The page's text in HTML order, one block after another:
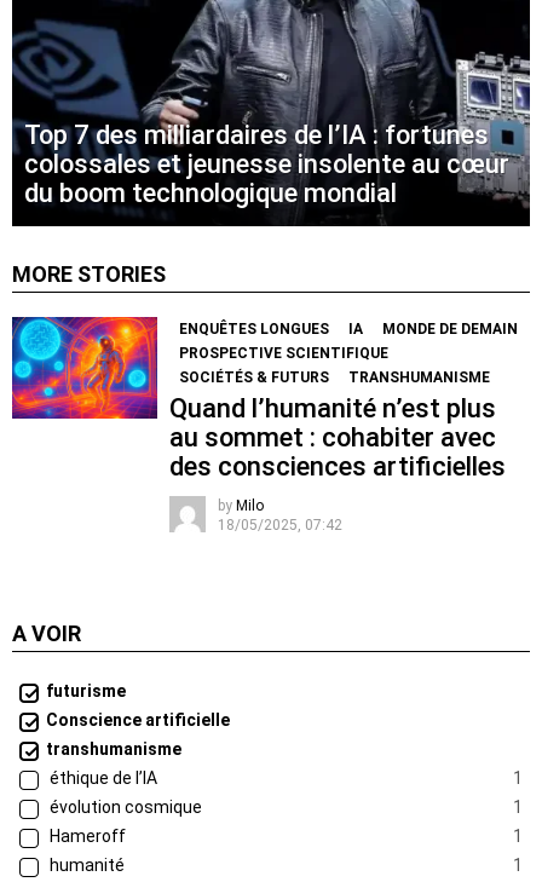
Top 7 des milliardaires de l’IA : fortunes
colossales et jeunesse insolente au cœur
du boom technologique mondial
MORE STORIES
ENQUÊTES LONGUES IA
MONDE DE DEMAIN
PROSPECTIVE SCIENTIFIQUE
SOCIÉTÉS & FUTURS
TRANSHUMANISME
Quand l’humanité n’est plus
au sommet : cohabiter avec
des consciences artificielles
by Milo
18/05/2025, 07:42
A VOIR
futurisme
Conscience artificielle
transhumanisme
éthique de l’IA
1
évolution cosmique
1
Hameroff
1
humanité
1